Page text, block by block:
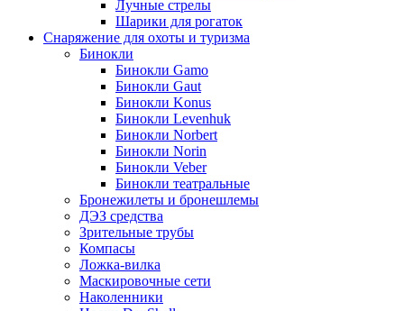
Лучные стрелы
Шарики для рогаток
Снаряжение для охоты и туризма
Бинокли
Бинокли Gamo
Бинокли Gaut
Бинокли Konus
Бинокли Levenhuk
Бинокли Norbert
Бинокли Norin
Бинокли Veber
Бинокли театральные
Бронежилеты и бронешлемы
ДЭЗ средства
Зрительные трубы
Компасы
Ложка-вилка
Маскировочные сети
Наколенники